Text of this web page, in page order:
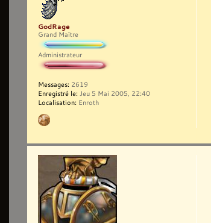
GodRage
Grand Maître
Administrateur
Messages: 2619
Enregistré le: Jeu 5 Mai 2005, 22:40
Localisation: Enroth